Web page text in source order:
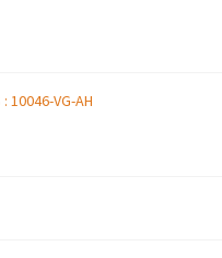
: 10046-VG-AH